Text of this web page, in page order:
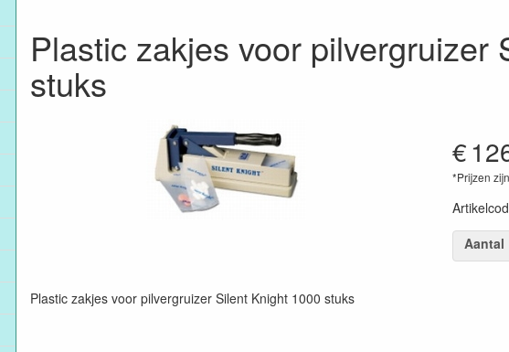
Plastic zakjes voor pilvergruizer
stuks
€
*Prijzen
Aantal
Plastic zakjes voor pilvergruizer Silent Knight 1000 stuks